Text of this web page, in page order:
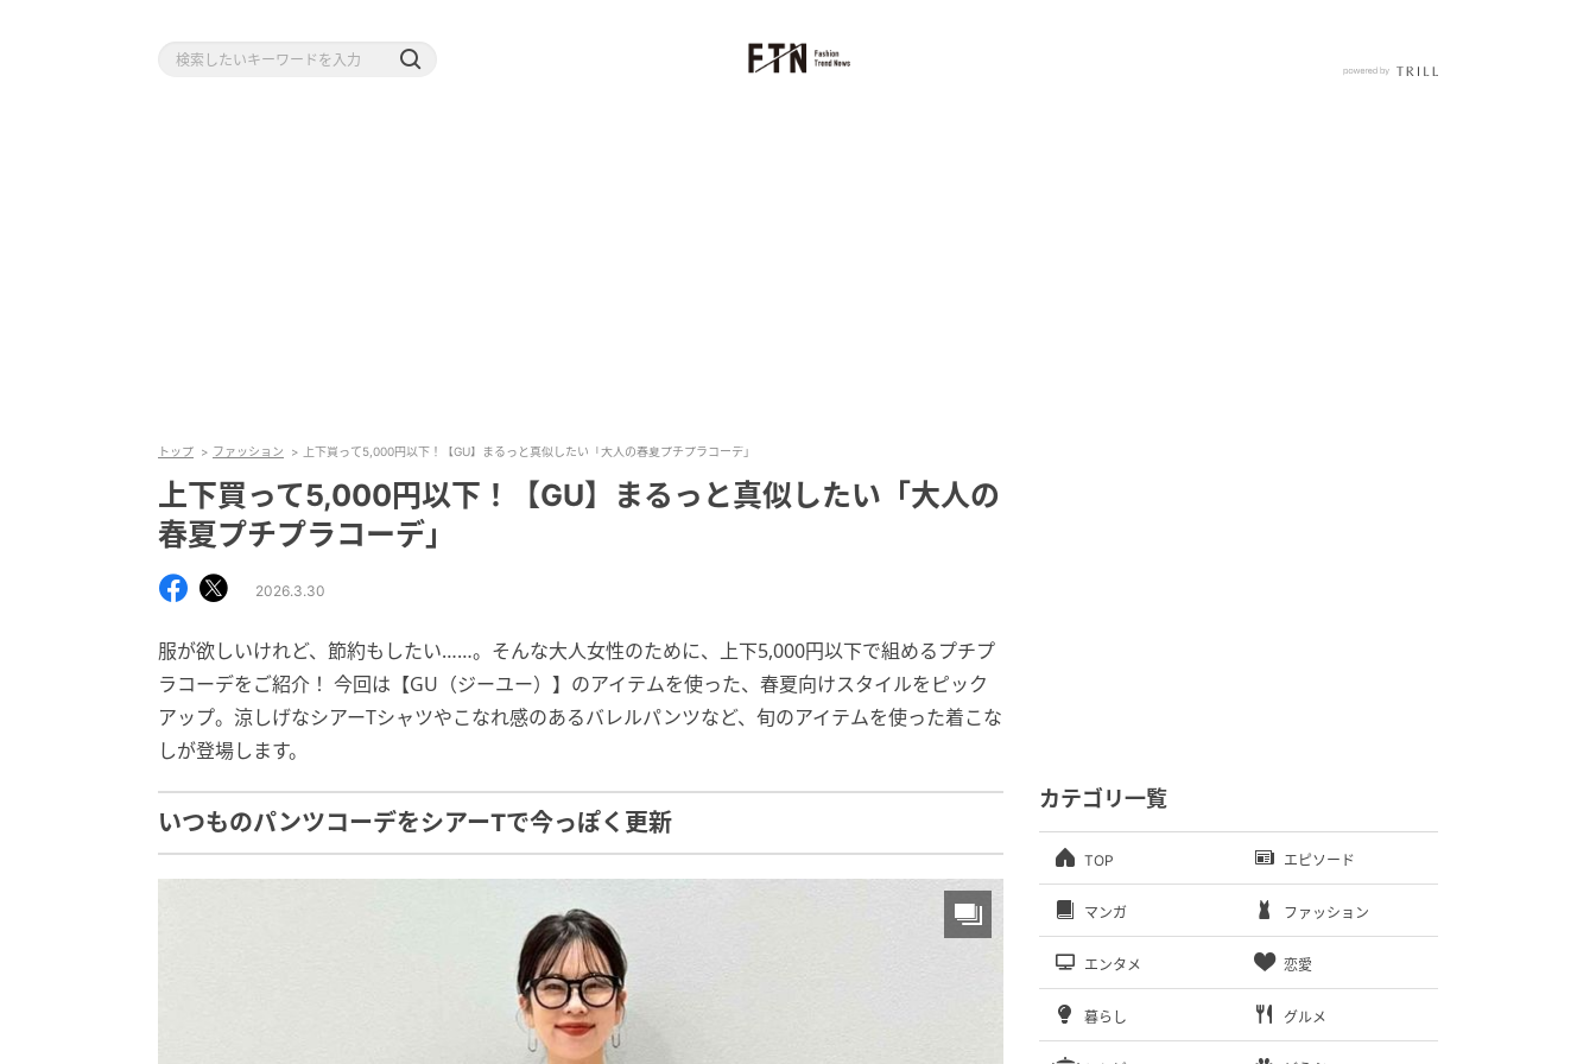
トップ ファッション 上下買って5,000円以下！【GU】まるっと真似したい「大人の春夏プチプラコーデ」
上下買って5,000円以下！【GU】まるっと真似したい「大人の
春夏プチプラコーデ」
2026.3.30
服が欲しいけれど、節約もしたい……。そんな大人女性のために、上下5,000円以下で組めるプチプ
ラコーデをご紹介！ 今回は【GU（ジーユー）】のアイテムを使った、春夏向けスタイルをピック
アップ。涼しげなシアーTシャツやこなれ感のあるバレルパンツなど、旬のアイテムを使った着こな
しが登場します。
いつものパンツコーデをシアーTで今っぽく更新
カテゴリ一覧
TOP エピソード
マンガ ファッション
エンタメ 恋愛
暮らし グルメ